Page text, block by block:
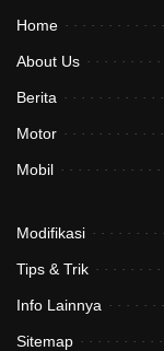
Home
About Us
Berita
Motor
Mobil
Modifikasi
Tips & Trik
Info Lainnya
Sitemap